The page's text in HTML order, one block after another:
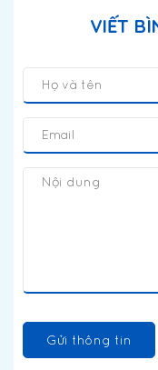
VIẾT
Gửi thông tin